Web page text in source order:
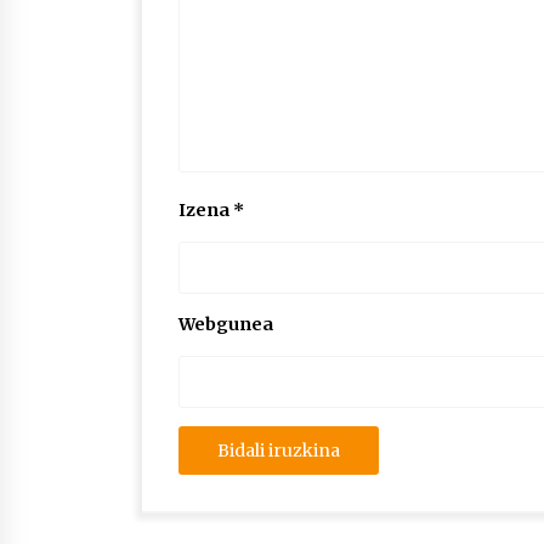
Izena *
Webgunea